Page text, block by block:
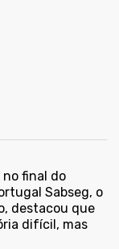
final do
Sabseg, o
destacou que
difícil, mas